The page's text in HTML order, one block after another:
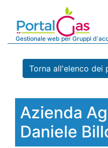
Gestionale web per Gruppi
Torna all'elenco dei
Azienda
Daniele